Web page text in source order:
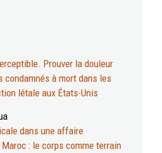
Prouver la douleur
condamnés à mort dans les
létale aux États-Unis
dans une affaire
Maroc : le corps comme terrain